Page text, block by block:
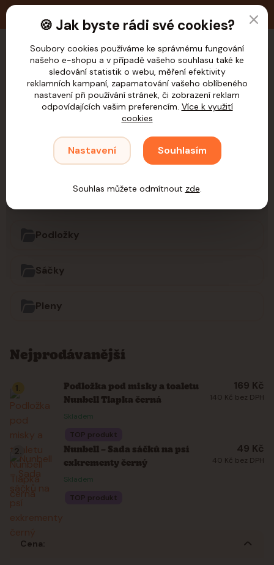
CZK
Hygiena a úklid Pleny, podložky a sáčky
Pleny, podložky a
sáčky
Podložky
Sáčky
Pleny
Nejprodávanější
1.
Podložka pod misky a toaletu
Nunbell Tlapka černá
Skladem
TOP produkt
169 Kč
140 Kč bez DPH
2.
Nunbell – Sada sáčků na psí
exkrementy černý
Skladem
TOP produkt
49 Kč
40 Kč bez DPH
Cena:
🍪 Jak byste rádi své cookies?
Soubory cookies používáme ke správnému fungování
našeho e-shopu a v případě vašeho souhlasu také ke
sledování statistik o webu, měření efektivity
reklamních kampaní, zapamatování vašeho oblíbeného
nastavení při používání stránek, či zobrazení reklam
odpovídajících vašim preferencím. Více k využití
cookies
Nastavení Souhlasím
Souhlas můžete odmítnout zde.